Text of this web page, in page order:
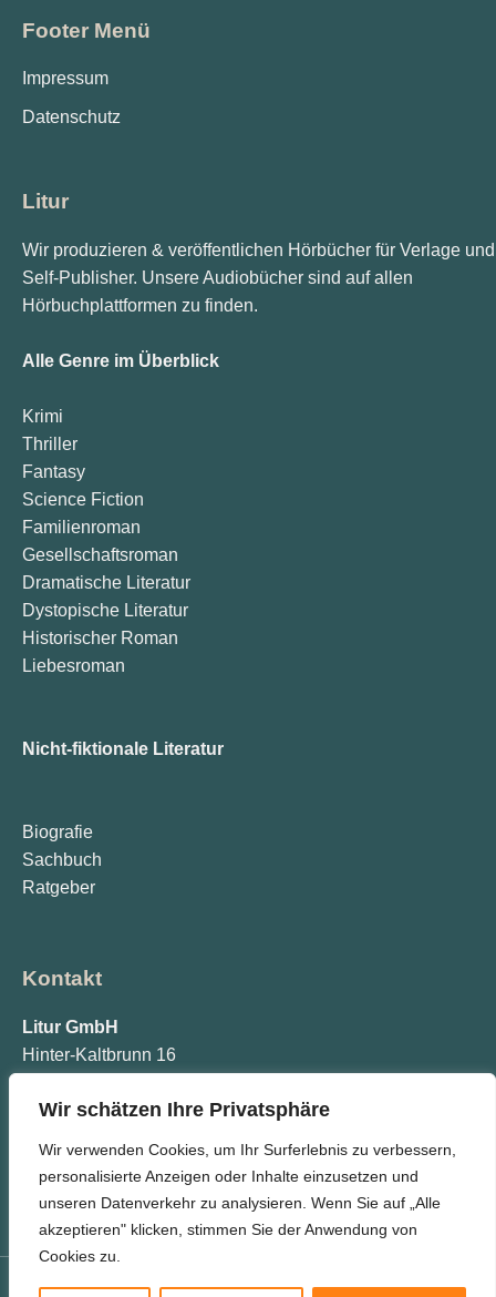
Wir schätzen Ihre Privatsphäre
Wir verwenden Cookies, um Ihr Surferlebnis zu verbessern,
personalisierte Anzeigen oder Inhalte einzusetzen und
unseren Datenverkehr zu analysieren. Wenn Sie auf „Alle
akzeptieren" klicken, stimmen Sie der Anwendung von
Cookies zu.
Footer Menü
Impressum
Datenschutz
Litur
Wir produzieren & veröffentlichen Hörbücher für Verlage und
Self-Publisher. Unsere Audiobücher sind auf allen
Hörbuchplattformen zu finden.
Alle Genre im Überblick
Krimi
Thriller
Fantasy
Science Fiction
Familienroman
Gesellschaftsroman
Dramatische Literatur
Dystopische Literatur
Historischer Roman
Liebesroman
Nicht-fiktionale Literatur
Biografie
Sachbuch
Ratgeber
Kontakt
Litur GmbH
Hinter-Kaltbrunn 16